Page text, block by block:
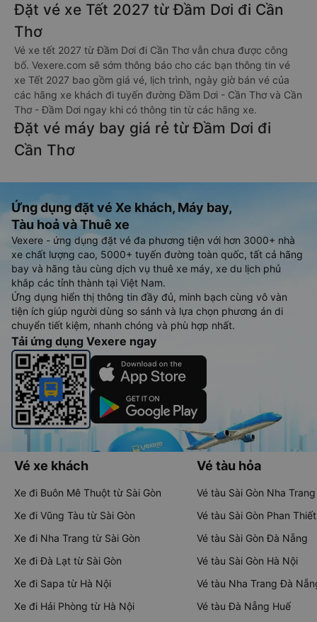
Đặt vé xe Tết 2027 từ Đầm Dơi đi Cần
Thơ
Vé xe tết 2027 từ Đầm Dơi đi Cần Thơ vẫn chưa được công
bố. Vexere.com sẽ sớm thông báo cho các bạn thông tin vé
xe Tết 2027 bao gồm giá vé, lịch trình, ngày giờ bán vé của
các hãng xe khách đi tuyến đường Đầm Dơi - Cần Thơ và Cần
Thơ - Đầm Dơi ngay khi có thông tin từ các hãng xe.
Đặt vé máy bay giá rẻ từ Đầm Dơi đi
Cần Thơ
Ứng dụng đặt vé Xe khách, Máy bay,
Tàu hoả và Thuê xe
Vexere - ứng dụng đặt vé đa phương tiện với hơn 3000+ nhà
xe chất lượng cao, 5000+ tuyến đường toàn quốc, tất cả hãng
bay và hãng tàu cùng dịch vụ thuê xe máy, xe du lịch phủ
khắp các tỉnh thành tại Việt Nam.
Ứng dụng hiển thị thông tin đầy đủ, minh bạch cùng vô vàn
tiện ích giúp người dùng so sánh và lựa chọn phương án di
chuyển tiết kiệm, nhanh chóng và phù hợp nhất.
Tải ứng dụng Vexere ngay
Vé xe khách
Xe đi Buôn Mê Thuột từ Sài Gòn
Xe đi Vũng Tàu từ Sài Gòn
Xe đi Nha Trang từ Sài Gòn
Xe đi Đà Lạt từ Sài Gòn
Xe đi Sapa từ Hà Nội
Xe đi Hải Phòng từ Hà Nội
Vé tàu hỏa
Vé tàu Sài Gòn Nha Trang
Vé tàu Sài Gòn Phan Thiết
Vé tàu Sài Gòn Đà Nẵng
Vé tàu Sài Gòn Hà Nội
Vé tàu Nha Trang Đà
Vé tàu Đà Nẵng Huế